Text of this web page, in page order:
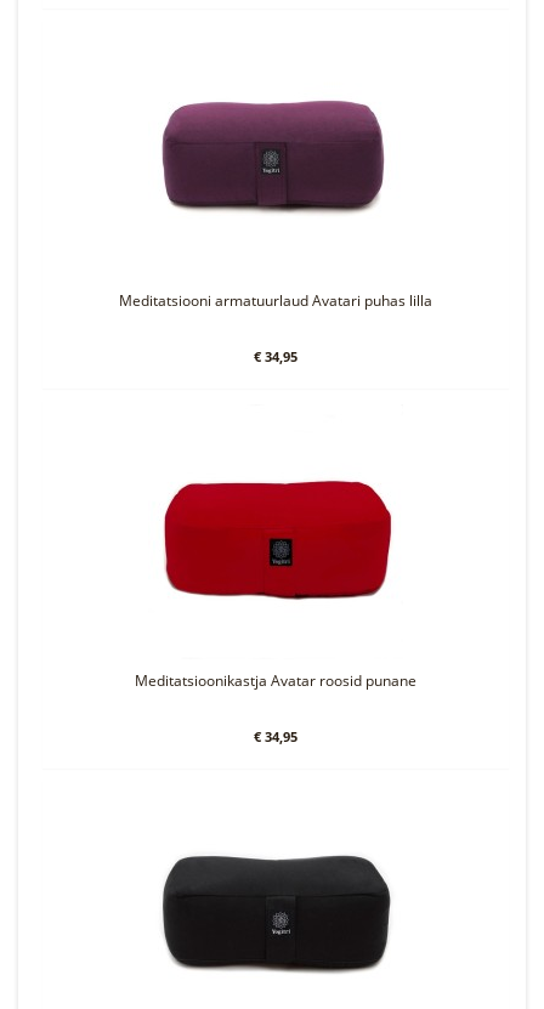
Meditatsiooni armatuurlaud Avatari puhas lilla
€ 34,95
Meditatsioonikastja Avatar roosid punane
€ 34,95